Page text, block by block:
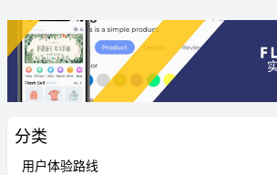
分类
用户体验路线